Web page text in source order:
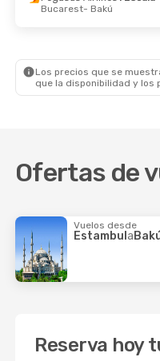
- Sáb., 26 Sep.
$
Precio por
Bucarest- Bakú
Los precios que se
que la disponibilidad y los
Ofertas de
Vuelos desde
Estambul a
Reserva hoy